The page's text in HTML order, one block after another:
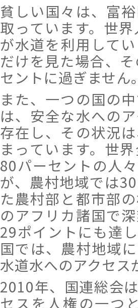
貧しい国々は、富
取っています。世
が水道を利用して
だけを見た場合、
セントに過ぎません
また、一つの国の
は、安全な水への
存在し、その状況
まっています。世
80パーセントの人
が、農村地域では
た農村部と都市部
のアフリカ諸国で
29ポイントにも達
国では、農村地域
水道水へのアクセス
2010年、国連総会
セスを人権の一つ